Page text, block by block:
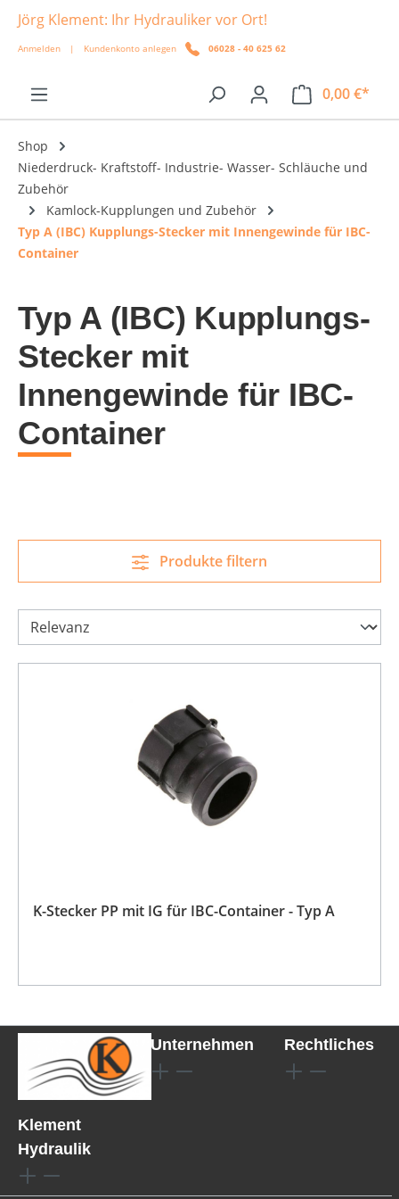
springen
Jörg Klement: Ihr Hydrauliker vor Ort!
Anmelden | Kundenkonto anlegen 06028 - 40 625 62
0,00 €*
Shop
Niederdruck- Kraftstoff- Industrie- Wasser- Schläuche und
Zubehör
Kamlock-Kupplungen und Zubehör
Typ A (IBC) Kupplungs-Stecker mit Innengewinde für IBC-
Container
Typ A (IBC) Kupplungs-
Stecker mit
Innengewinde für IBC-
Container
Produkte filtern
K-Stecker PP mit IG für IBC-Container - Typ A
Klement
Hydraulik
Unternehmen Rechtliches